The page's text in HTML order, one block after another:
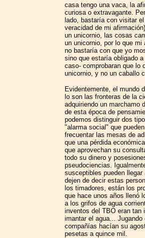
casa tengo una vaca, la
curiosa o extravagante.
lado, bastaría con visitar
veracidad de mi
un unicornio, las cosas
un unicornio, por lo que
no bastaría con que yo
sino que estaría obligado
caso- comprobaran que lo
unicornio, y no un caballo
Evidentemente, el mundo
lo son las fronteras de la
adquiriendo un marchamo
de esta época de
podemos distinguir dos
"alarma social" que
frecuentar las mesas de
que una pérdida
que aprovechan su
todo su dinero y
pseudociencias.
susceptibles pueden
dejen de decir estas
los timadores, están los
que hace unos años llenó
a los grifos de agua
inventos del TBO eran tan
imantar el agua...
compañías hacían su
pesetas a quince mil.